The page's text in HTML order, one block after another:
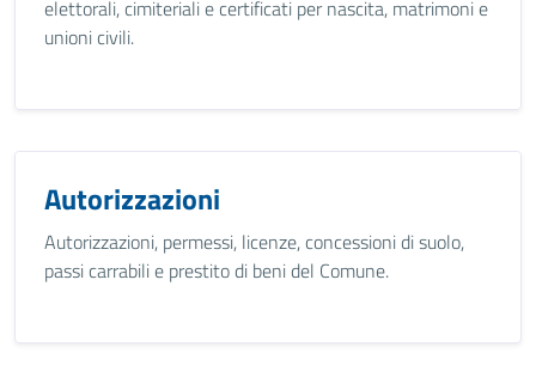
elettorali, cimiteriali e certificati per nascita, matrimoni e
unioni civili.
Autorizzazioni
Autorizzazioni, permessi, licenze, concessioni di suolo,
passi carrabili e prestito di beni del Comune.